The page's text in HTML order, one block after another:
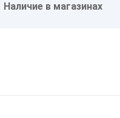
Наличие в магазинах